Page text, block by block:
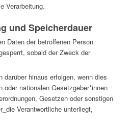
Verarbeitung.
und Speicherdauer
Daten der betroffenen Person
sobald der Zweck der
darüber hinaus erfolgen, wenn dies
oder nationalen Gesetzgeber*innen
Gesetzen oder sonstigen
Verantwortliche unterliegt,